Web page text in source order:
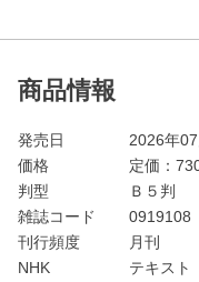
商品情報
発売日
2026年
価格
定価：
判型
Ｂ５判
雑誌コード
0919108
刊行頻度
月刊
NHK
テキスト